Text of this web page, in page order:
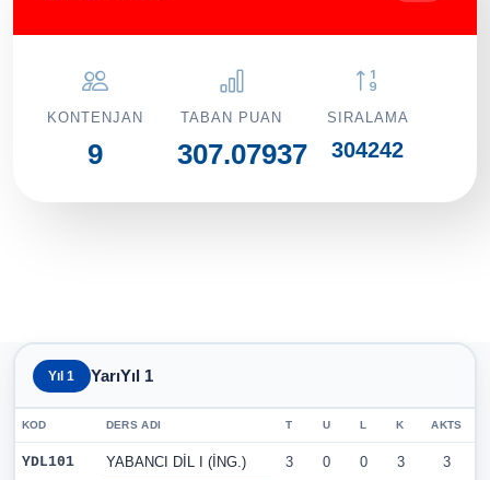
KONTENJAN
9
TABAN PUAN
307.07937
SIRALAMA
304242
Yıl 1 YarıYıl 1
KOD DERS ADI T U L K AKTS
YDL101 YABANCI DİL I (İNG.) 3 0 0 3 3